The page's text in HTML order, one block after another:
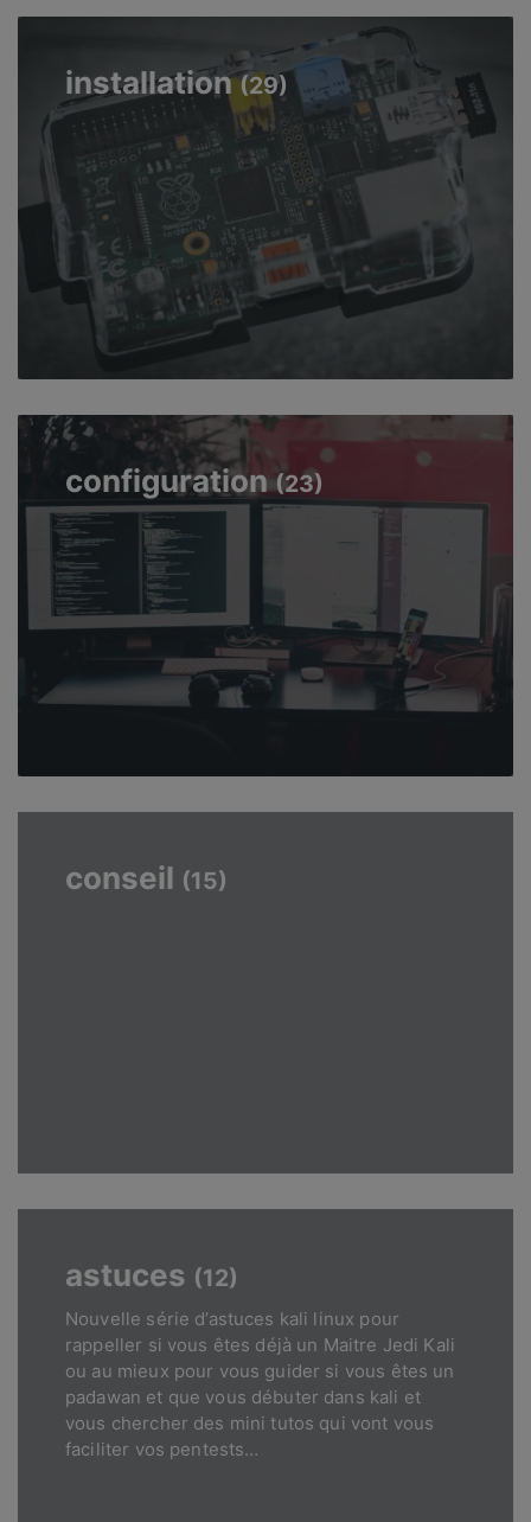
installation(29)
configuration(23)
conseil (15)
astuces (12)
Nouvelle série d’astuces kali linux pour
rappeller si vous êtes déjà un Maitre Jedi Kali
ou au mieux pour vous guider si vous êtes un
padawan et que vous débuter dans kali et
vous chercher des mini tutos qui vont vous
faciliter vos pentests…